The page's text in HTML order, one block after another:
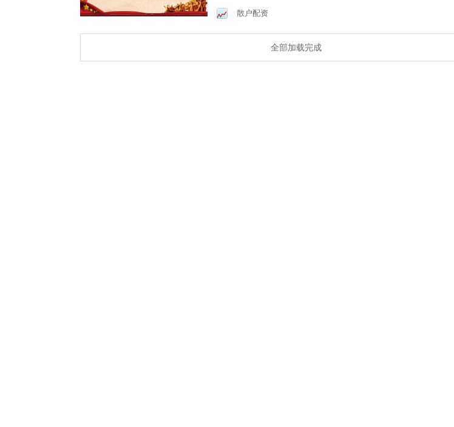
散户配资
全部加载完成